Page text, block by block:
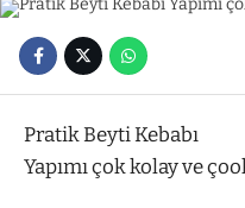
Pratik Beyti Kebabı
Yapımı çok kolay ve